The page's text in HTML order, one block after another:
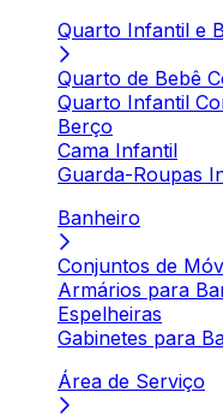
Quarto Infantil e
Quarto de Bebê
Quarto Infantil
Berço
Cama Infantil
Guarda-Roupas
Banheiro
Conjuntos de
Armários para
Espelheiras
Gabinetes para
Área de Serviço